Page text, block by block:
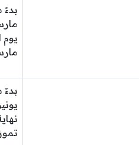
مارس
تموز